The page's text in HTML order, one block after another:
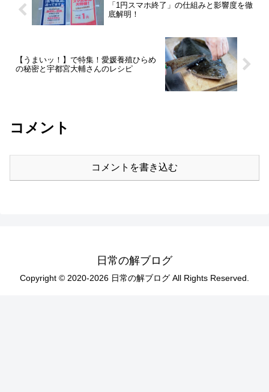
「1円スマホ終了」の仕組みと影響度を徹
底解明！
【うまいッ！】で特集！愛媛養殖ひらめ
の秘密と宇都宮大輔さんのレシピ
コメント
コメントを書き込む
日常の解ブログ
Copyright © 2020-2026 日常の解ブログ All Rights Reserved.